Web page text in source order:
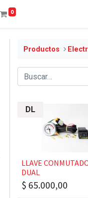
0
Productos
​​​LLAVE
DUAL
$ 65.000,00
DL